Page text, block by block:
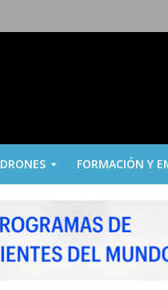
DRONES FORMACIÓN Y